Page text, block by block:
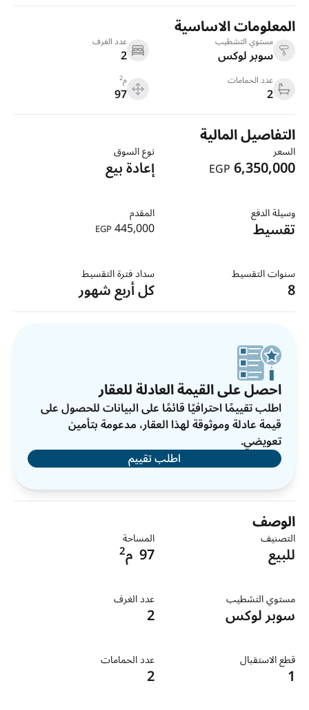
المعلومات الاساسية
مستوي التشطيب
سوبر لوكس
عدد الغرف
2
عدد الحمامات
2
م2
97
التفاصيل المالية
السعر
6,350,000
EGP
نوع السوق
إعادة بيع
وسيلة الدفع
تقسيط
المقدم
445,000
EGP
سنوات التقسيط
8
سداد فترة التقسيط
كل أربع شهور
احصل على القيمة العادلة للعقار
اطلب تقييمًا احترافيًا قائمًا على البيانات للحصول على
قيمة عادلة وموثوقة لهذا العقار، مدعومة بتأمين
تعويضي.
اطلب تقييم
الوصف
التصنيف
للبيع
المساحة
97 م2
مستوي التشطيب
سوبر لوكس
عدد الغرف
2
قطع الاستقبال
1
عدد الحمامات
2